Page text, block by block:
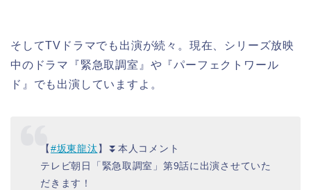
そしてTVドラマでも出演が続々。現在、シリーズ放映
中のドラマ『緊急取調室』や『パーフェクトワール
ド』でも出演していますよ。
【#坂東龍汰 】⏬本人コメント
テレビ朝日「緊急取調室」第9話に出演させていた
だきます！